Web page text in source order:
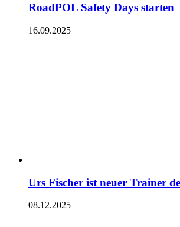
RoadPOL Safety Days starten
16.09.2025
Urs Fischer ist neuer Trainer
08.12.2025